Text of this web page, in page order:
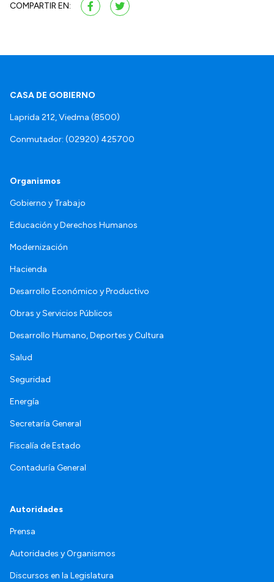
COMPARTIR EN:
CASA DE GOBIERNO
Laprida 212, Viedma (8500)
Conmutador: (02920) 425700
Organismos
Gobierno y Trabajo
Educación y Derechos Humanos
Modernización
Hacienda
Desarrollo Económico y Productivo
Obras y Servicios Públicos
Desarrollo Humano, Deportes y Cultura
Salud
Seguridad
Energía
Secretaría General
Fiscalía de Estado
Contaduría General
Autoridades
Prensa
Autoridades y Organismos
Discursos en la Legislatura